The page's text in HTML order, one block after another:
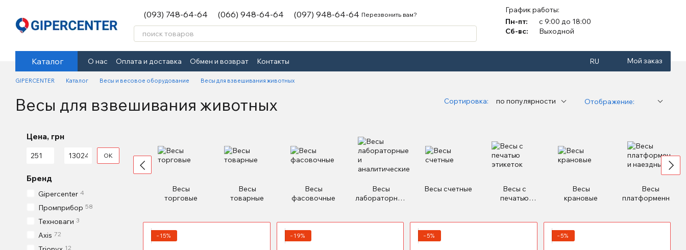
(093) 748-64-64 (066) 948-64-64 (097) 948-64-64 Перезвонить вам?
График работы:
Пн-пт:
с 9:00 до 18:00
Сб-вс:
Выходной
Каталог О нас Оплата и доставка Обмен и возврат Контакты RU Мой заказ
GIPERCENTER Каталог Весы и весовое оборудование Весы для взвешивания животных
Весы для взвешивания животных Сортировка: по популярности Отображение:
Весы
торговые
Весы
товарные
Весы
фасовочные
Весы
лабораторные
Весы счетные
Весы с
печатью
Весы
крановые
Весы
платформенные
−15% −19% −5% −5%
Цена, грн
От Цена, грн
До Цена, грн OK
Бренд
Gipercenter 4
Промприбор 58
Техноваги 3
Axis 72
12